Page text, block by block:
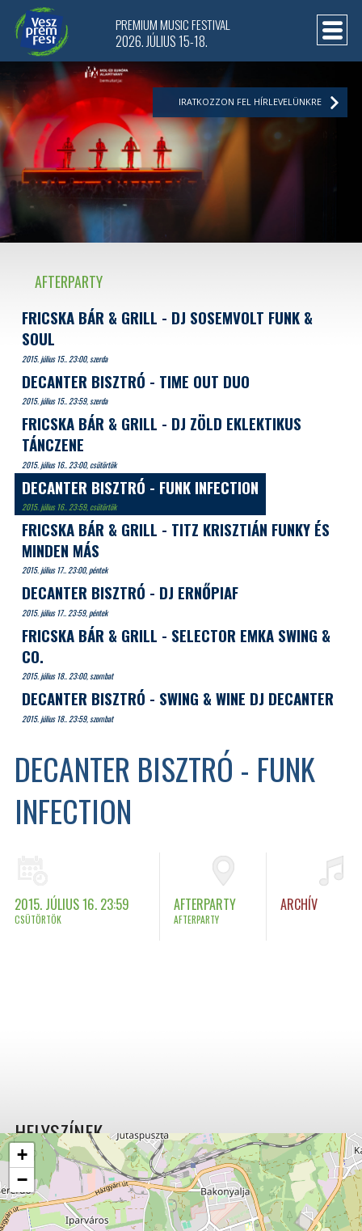
DECANTER BISZTRÓ - FUNK
INFECTION
2015. JÚLIUS 16. 23:59
CSÜTÖRTÖK
AFTERPARTY
AFTERPARTY
ARCHÍV
AFTERPARTY
FRICSKA BÁR & GRILL - DJ SOSEMVOLT FUNK &
SOUL
2015. július 15.. 23:00, szerda
DECANTER BISZTRÓ - TIME OUT DUO
2015. július 15.. 23:59, szerda
FRICSKA BÁR & GRILL - DJ ZÖLD EKLEKTIKUS
TÁNCZENE
2015. július 16.. 23:00, csütörtök
DECANTER BISZTRÓ - FUNK INFECTION
2015. július 16.. 23:59, csütörtök
FRICSKA BÁR & GRILL - TITZ KRISZTIÁN FUNKY ÉS
MINDEN MÁS
2015. július 17.. 23:00, péntek
DECANTER BISZTRÓ - DJ ERNŐPIAF
2015. július 17.. 23:59, péntek
FRICSKA BÁR & GRILL - SELECTOR EMKA SWING &
CO.
2015. július 18.. 23:00, szombat
DECANTER BISZTRÓ - SWING & WINE DJ DECANTER
2015. július 18.. 23:59, szombat
+
−
HELYSZÍNEK
PREMIUM MUSIC FESTIVAL
2026. JÚLIUS 15-18.
IRATKOZZON FEL HÍRLEVELÜNKRE